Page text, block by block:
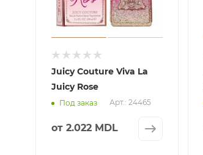
Juicy Couture Viva La
Juicy Rose
Под заказ Арт.: 24465
от 2.022 MDL